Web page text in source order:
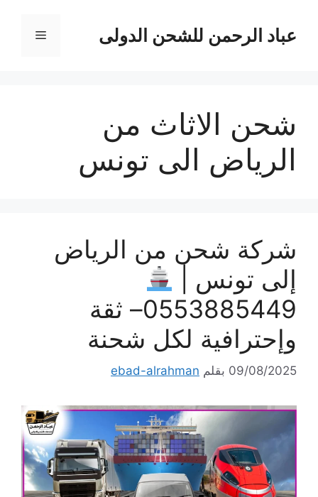
المحتوىعباد الرحمن للشحن الدولى القائمة
شحن الاثاث من
الرياض الى تونس
شركة شحن من الرياض
إلى تونس |
0553885449– ثقة
وإحترافية لكل شحنة
09/08/2025 بقلم ebad-alrahman